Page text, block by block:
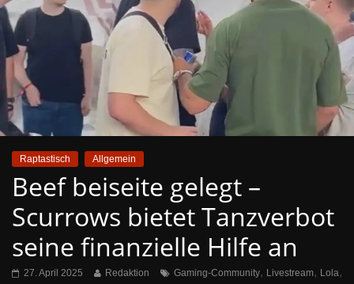
Raptastisch Allgemein
Beef beiseite gelegt –
Scurrows bietet Tanzverbot
seine finanzielle Hilfe an
27. April 2025 Redaktion Gaming-Community, Livestream, Lola,